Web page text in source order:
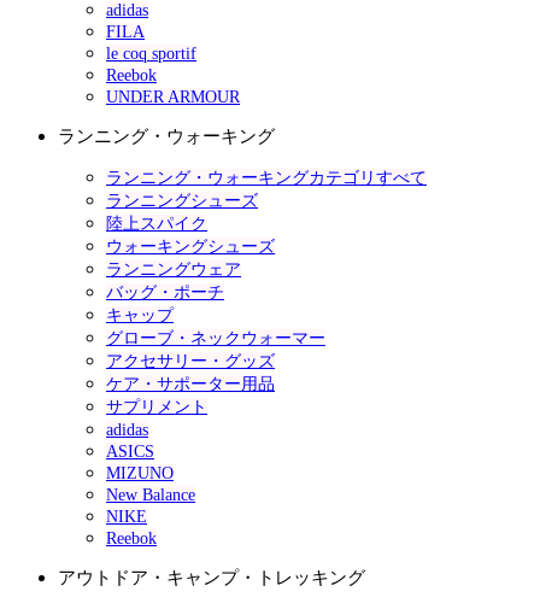
adidas
FILA
le coq sportif
Reebok
UNDER ARMOUR
ランニング・ウォーキング
ランニング・ウォーキングカテゴリすべて
ランニングシューズ
陸上スパイク
ウォーキングシューズ
ランニングウェア
バッグ・ポーチ
キャップ
グローブ・ネックウォーマー
アクセサリー・グッズ
ケア・サポーター用品
サプリメント
adidas
ASICS
MIZUNO
New Balance
NIKE
Reebok
アウトドア・キャンプ・トレッキング